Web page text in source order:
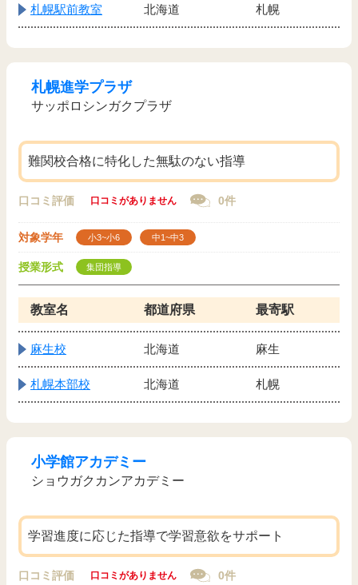
札幌駅前教室 北海道 札幌
札幌進学プラザ
サッポロシンガクプラザ
難関校合格に特化した無駄のない指導
口コミ評価 口コミがありません 0件
対象学年 小3~小6 中1~中3
授業形式 集団指導
教室名 都道府県 最寄駅
麻生校 北海道 麻生
札幌本部校 北海道 札幌
小学館アカデミー
ショウガクカンアカデミー
学習進度に応じた指導で学習意欲をサポート
口コミ評価 口コミがありません 0件